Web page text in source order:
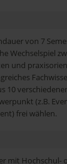
von 7
Wechselspiel
und
10
(z.B.
frei wählen.
mit Hochschul-